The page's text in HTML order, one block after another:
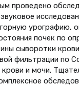
проведено
урографию,
почек по
сыворотки
фильтрации по
крови и мочи.